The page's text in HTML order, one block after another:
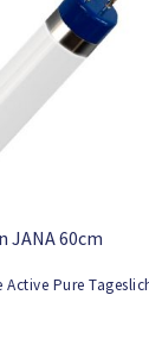
JANA 60cm
Active Pure